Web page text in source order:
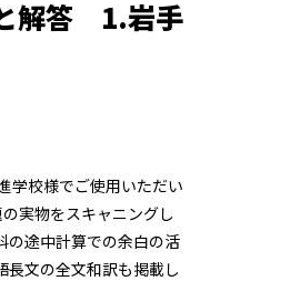
解答 1.岩手
学校様でご使用いただい
実物をスキャニングし
の途中計算での余白の活
長文の全文和訳も掲載し